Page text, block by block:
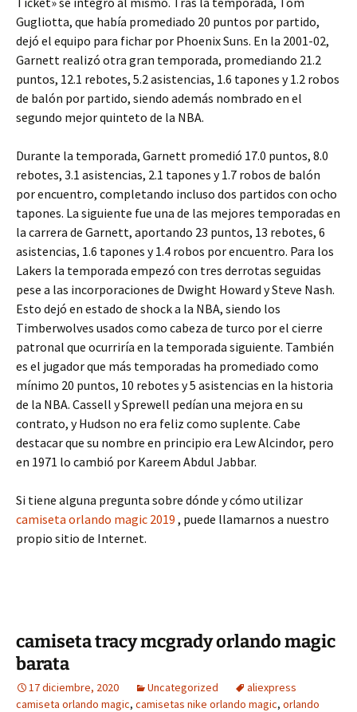
Gugliotta, que había promediado 20 puntos por partido,
dejó el equipo para fichar por Phoenix Suns. En la 2001-02,
Garnett realizó otra gran temporada, promediando 21.2
puntos, 12.1 rebotes, 5.2 asistencias, 1.6 tapones y 1.2 robos
de balón por partido, siendo además nombrado en el
segundo mejor quinteto de la NBA.
Durante la temporada, Garnett promedió 17.0 puntos, 8.0
rebotes, 3.1 asistencias, 2.1 tapones y 1.7 robos de balón
por encuentro, completando incluso dos partidos con ocho
tapones. La siguiente fue una de las mejores temporadas en
la carrera de Garnett, aportando 23 puntos, 13 rebotes, 6
asistencias, 1.6 tapones y 1.4 robos por encuentro. Para los
Lakers la temporada empezó con tres derrotas seguidas
pese a las incorporaciones de Dwight Howard y Steve Nash.
Esto dejó en estado de shock a la NBA, siendo los
Timberwolves usados como cabeza de turco por el cierre
patronal que ocurriría en la temporada siguiente. También
es el jugador que más temporadas ha promediado como
mínimo 20 puntos, 10 rebotes y 5 asistencias en la historia
de la NBA. Cassell y Sprewell pedían una mejora en su
contrato, y Hudson no era feliz como suplente. Cabe
destacar que su nombre en principio era Lew Alcindor, pero
en 1971 lo cambió por Kareem Abdul Jabbar.
Si tiene alguna pregunta sobre dónde y cómo utilizar
camiseta orlando magic 2019 , puede llamarnos a nuestro
propio sitio de Internet.
camiseta tracy mcgrady orlando magic
barata
17 diciembre, 2020 Uncategorized
aliexpress
camiseta orlando magic, camisetas nike orlando magic, orlando